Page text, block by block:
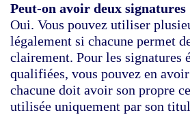
Peut-on avoir deux signatures
Oui. Vous pouvez utiliser
légalement si chacune permet
clairement. Pour les signatures
qualifiées, vous pouvez en
chacune doit avoir son propre
utilisée uniquement par son